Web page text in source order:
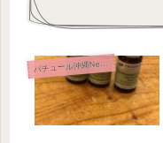
パ
チュール沖縄News